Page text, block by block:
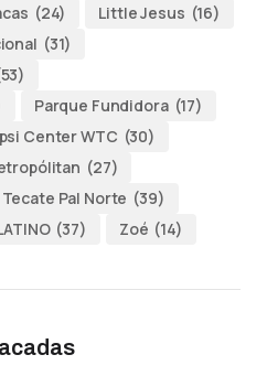
(24) Little Jesus (16)
(31)
Parque Fundidora (17)
Center WTC (30)
(27)
Tecate Pal Norte (39)
(37) Zoé (14)